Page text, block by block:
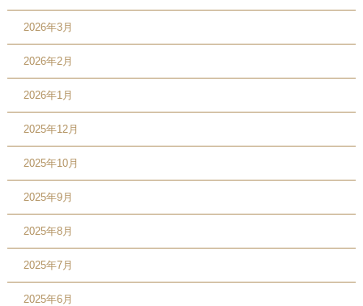
2026年3月
2026年2月
2026年1月
2025年12月
2025年10月
2025年9月
2025年8月
2025年7月
2025年6月